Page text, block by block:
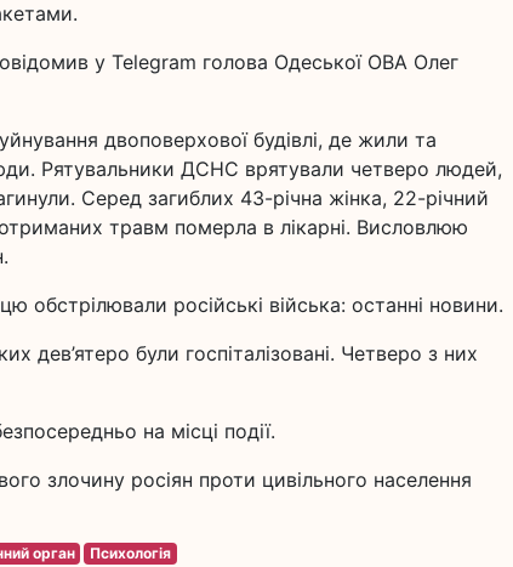
у Telegram голова Одеської ОВА Олег
двоповерхової будівлі, де жили та
Рятувальники ДСНС врятували четверо людей,
Серед загиблих 43-річна жінка, 22-річний
травм померла в лікарні. Висловлюю
російські війська: останні новини.
дев’ятеро були госпіталізовані. Четверо з них
на місці події.
злочину росіян проти цивільного населення
орган
Психологія